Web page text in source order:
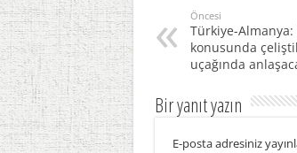
Öncesi
Türkiye-Almanya:
konusunda
uçağında
Bir yanıt yazın
E-posta adresiniz